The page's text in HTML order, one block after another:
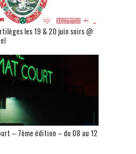
les 19 & 20 juin soirs @
– 7ème édition – du 08 au 12